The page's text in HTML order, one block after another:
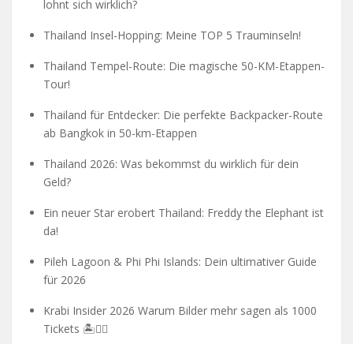
lohnt sich wirklich?
Thailand Insel-Hopping: Meine TOP 5 Trauminseln!
Thailand Tempel-Route: Die magische 50-KM-Etappen-
Tour!
Thailand für Entdecker: Die perfekte Backpacker-Route
ab Bangkok in 50-km-Etappen
Thailand 2026: Was bekommst du wirklich für dein
Geld?
Ein neuer Star erobert Thailand: Freddy the Elephant ist
da!
Pileh Lagoon & Phi Phi Islands: Dein ultimativer Guide
für 2026
Krabi Insider 2026 Warum Bilder mehr sagen als 1000
Tickets 🏝️🧗‍♂️